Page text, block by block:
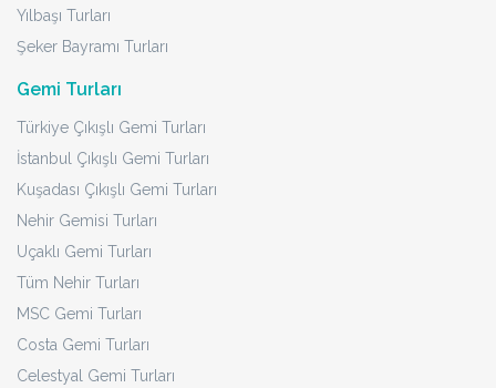
Yılbaşı Turları
Şeker Bayramı Turları
Gemi Turları
Türkiye Çıkışlı Gemi Turları
İstanbul Çıkışlı Gemi Turları
Kuşadası Çıkışlı Gemi Turları
Nehir Gemisi Turları
Uçaklı Gemi Turları
Tüm Nehir Turları
MSC Gemi Turları
Costa Gemi Turları
Celestyal Gemi Turları